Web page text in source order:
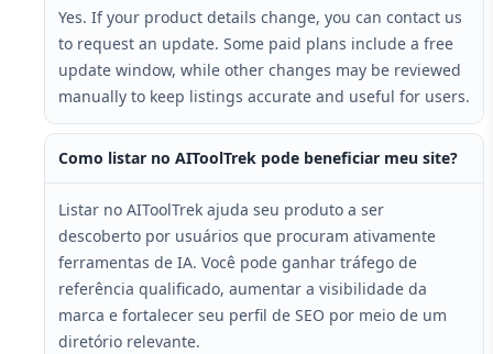
Yes. If your product details change, you can contact us
to request an update. Some paid plans include a free
update window, while other changes may be reviewed
manually to keep listings accurate and useful for users.
Como listar no AIToolTrek pode beneficiar meu site?
Listar no AIToolTrek ajuda seu produto a ser
descoberto por usuários que procuram ativamente
ferramentas de IA. Você pode ganhar tráfego de
referência qualificado, aumentar a visibilidade da
marca e fortalecer seu perfil de SEO por meio de um
diretório relevante.